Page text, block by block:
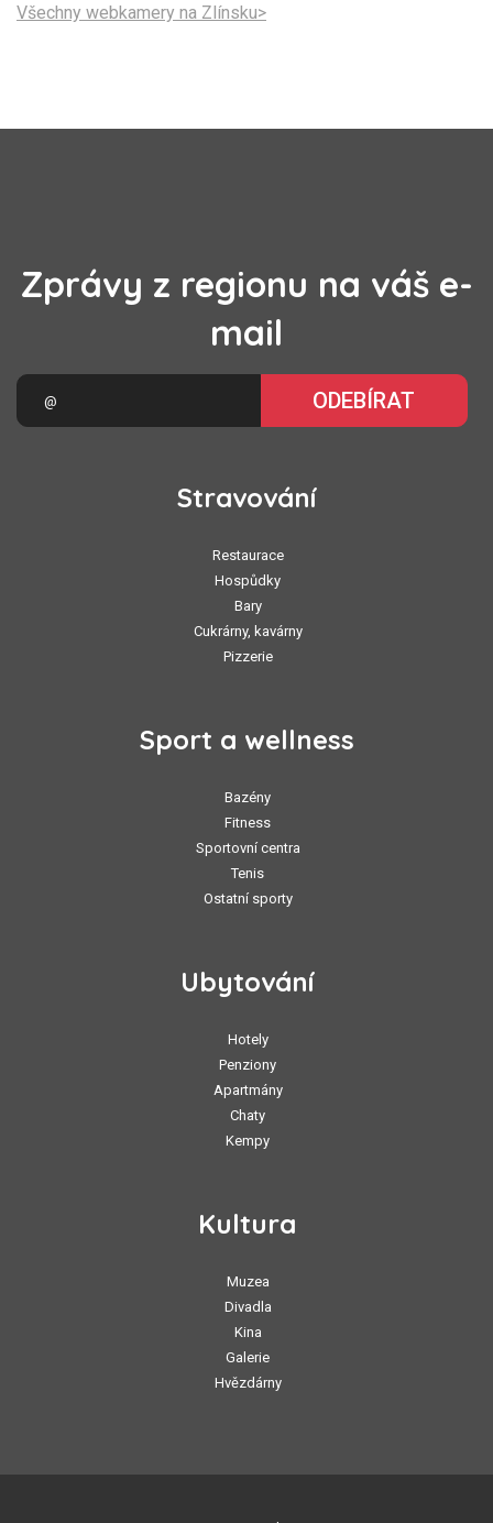
Všechny webkamery na Zlínsku>
Zprávy z regionu na váš e-
mail
ODEBÍRAT
Stravování
Restaurace
Hospůdky
Bary
Cukrárny, kavárny
Pizzerie
Sport a wellness
Bazény
Fitness
Sportovní centra
Tenis
Ostatní sporty
Ubytování
Hotely
Penziony
Apartmány
Chaty
Kempy
Kultura
Muzea
Divadla
Kina
Galerie
Hvězdárny